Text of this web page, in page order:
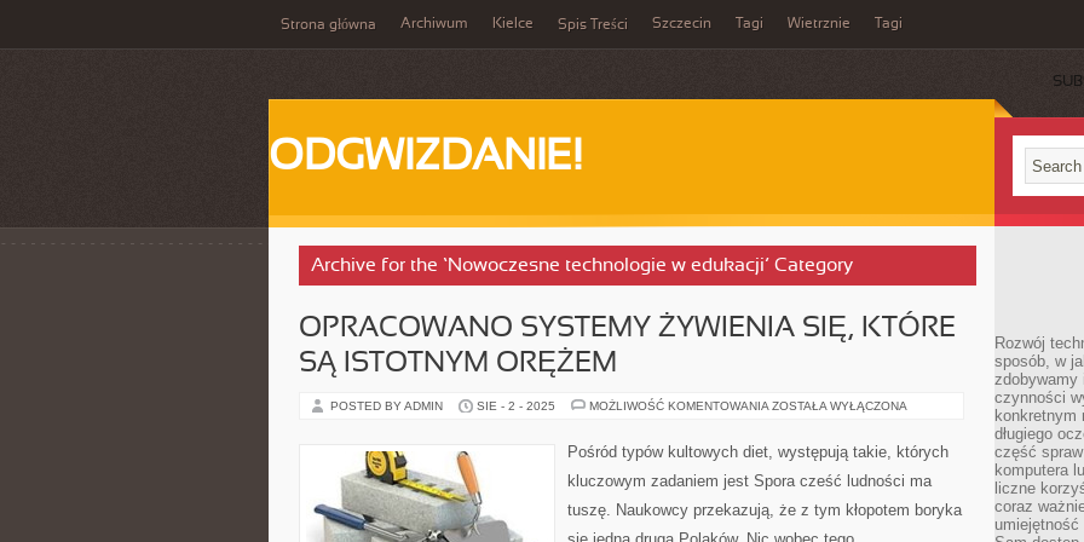
Strona główna Archiwum Kielce Spis Treści Szczecin Tagi Wietrznie Tagi
ODGWIZDANIE!
Archive for the ‘Nowoczesne technologie w edukacji’ Category
OPRACOWANO SYSTEMY ŻYWIENIA SIĘ, KTÓRE
SĄ ISTOTNYM ORĘŻEM
POSTED BY ADMIN SIE - 2 - 2025 MOŻLIWOŚĆ KOMENTOWANIA OPRACOWANO
KTÓRE
ISTOTNYM
ZOSTAŁA WYŁĄCZONA
Pośród typów kultowych diet, występują takie, których
kluczowym zadaniem jest Spora cześć ludności ma
tuszę. Naukowcy przekazują, że z tym kłopotem boryka
Rozwój
sposób, w
zdobywamy
czynności
konkretnym
długiego
część
komputera
liczne
coraz